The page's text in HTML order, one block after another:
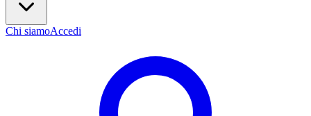
Chi siamoAccedi